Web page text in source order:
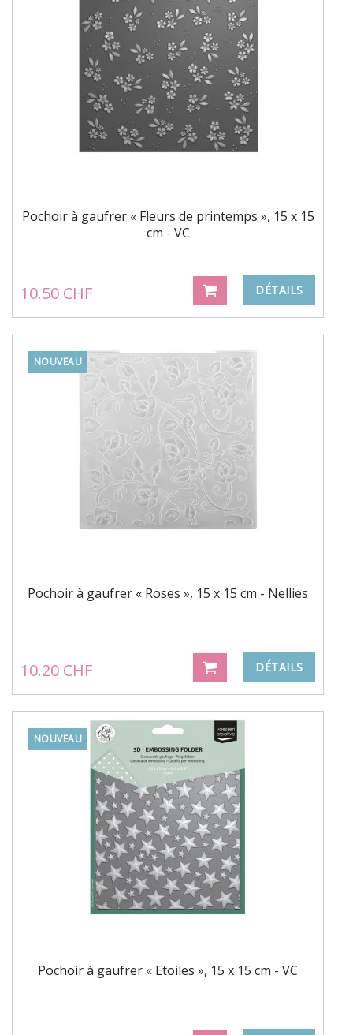
Pochoir à gaufrer « Fleurs de printemps », 15 x 15
cm - VC
10.50 CHF DÉTAILS
NOUVEAU
Pochoir à gaufrer « Roses », 15 x 15 cm - Nellies
10.20 CHF DÉTAILS
NOUVEAU
Pochoir à gaufrer « Etoiles », 15 x 15 cm - VC